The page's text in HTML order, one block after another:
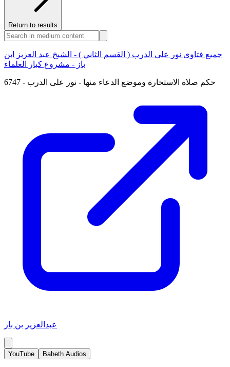
Return to results
جميع فتاوى نور على الدرب ( القسم الثاني ) - الشيخ عبد العزيز ابن
باز - مشروع كبار العلماء
6747 - حكم صلاة الاستخارة وموضع الدعاء منها - نور على الدرب
عبدالعزيز بن باز
YouTube Baheth Audios